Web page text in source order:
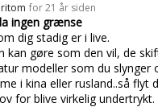
for 21 år siden
ingen grænse
dig stadig er i live.
kan gøre som den vil, de
modeller som du slynger
i kina eller rusland..så flyt
for blive virkelig undertrykt.